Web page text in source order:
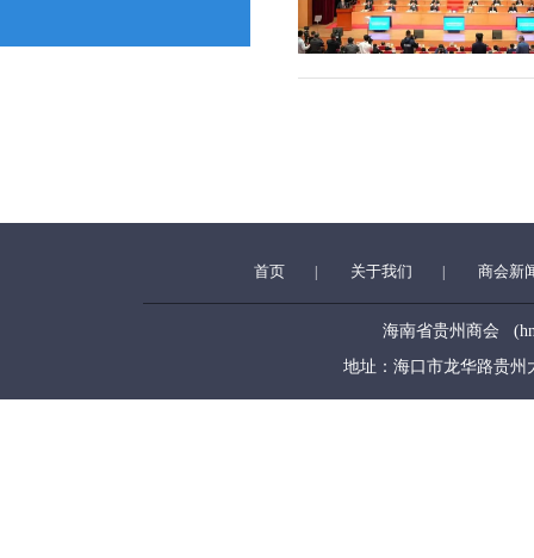
首页 关于我们 商会新
海南省贵州商会
地址：海口市龙华路贵州